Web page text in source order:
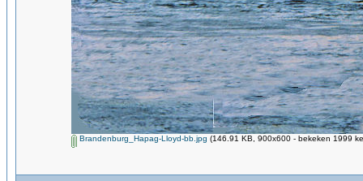
Brandenburg_Hapag-Lloyd-bb.jpg (146.91 KB, 900x600 - bekeken 1999